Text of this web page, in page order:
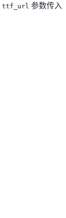
ttf_url 参数传入